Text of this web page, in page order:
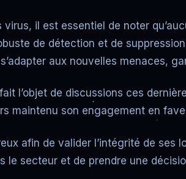
il est essentiel de noter
de détection et de
aux nouvelles menaces,
l’objet de discussions ces
maintenu son engagement en
afin de valider l’intégrité de
secteur et de prendre une